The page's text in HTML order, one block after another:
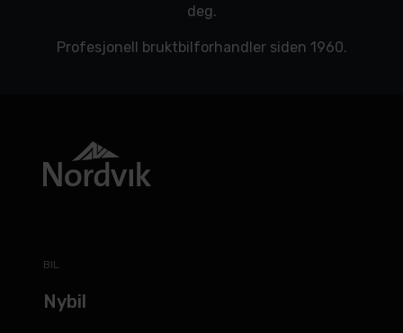
deg.
Profesjonell bruktbilforhandler siden 1960.
BIL
Nybil